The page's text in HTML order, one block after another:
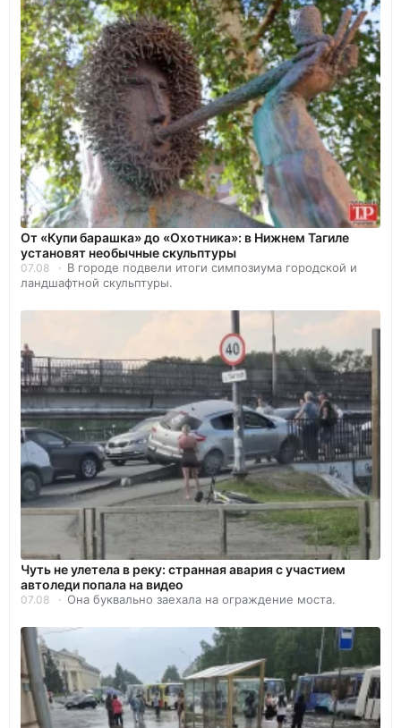
От «Купи барашка» до «Охотника»: в Нижнем Тагиле
установят необычные скульптуры
07.08
В городе подвели итоги симпозиума городской и
ландшафтной скульптуры.
Чуть не улетела в реку: странная авария с участием
автоледи попала на видео
07.08 Она буквально заехала на ограждение моста.